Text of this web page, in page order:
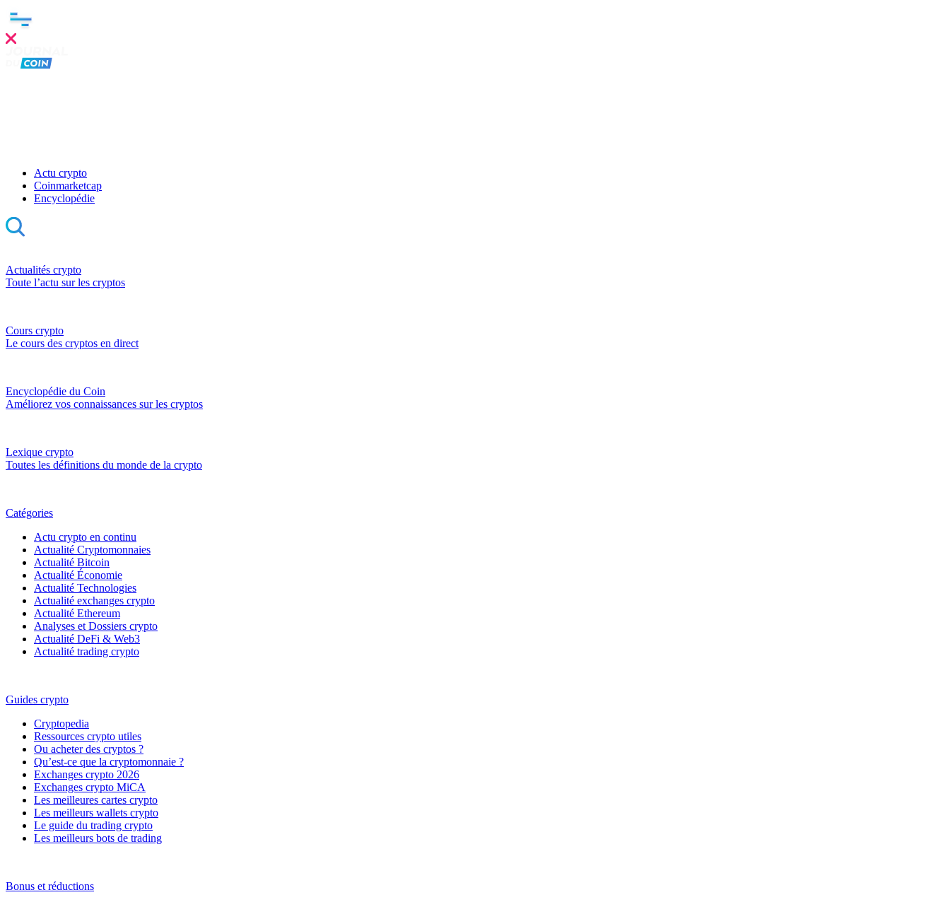
Actu crypto
Coinmarketcap
Encyclopédie
Actualités crypto
Toute l’actu sur les cryptos
Cours crypto
Le cours des cryptos en direct
Encyclopédie du Coin
Améliorez vos connaissances sur les cryptos
Lexique crypto
Toutes les définitions du monde de la crypto
Catégories
Actu crypto en continu
Actualité Cryptomonnaies
Actualité Bitcoin
Actualité Économie
Actualité Technologies
Actualité exchanges crypto
Actualité Ethereum
Analyses et Dossiers crypto
Actualité DeFi & Web3
Actualité trading crypto
Guides crypto
Cryptopedia
Ressources crypto utiles
Ou acheter des cryptos ?
Qu’est-ce que la cryptomonnaie ?
Exchanges crypto 2026
Exchanges crypto MiCA
Les meilleures cartes crypto
Les meilleurs wallets crypto
Le guide du trading crypto
Les meilleurs bots de trading
Bonus et réductions